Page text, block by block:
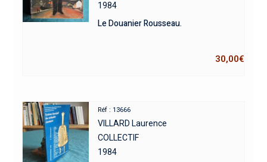
1984
Le Douanier Rousseau.
30,00€
Réf : 13666
VILLARD Laurence
COLLECTIF
1984